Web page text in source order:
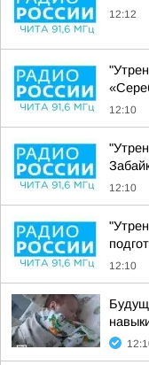
12:12
12:10
12:10
12:10